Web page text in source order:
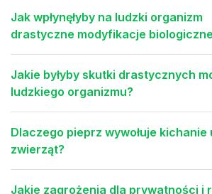
Jak wpłynęłyby na ludzki organizm
drastyczne modyfikacje
Jakie byłyby skutki drastycznych
ludzkiego organizmu?
Dlaczego pieprz wywołuje kichanie
zwierząt?
Jakie zagrożenia dla prywatności i